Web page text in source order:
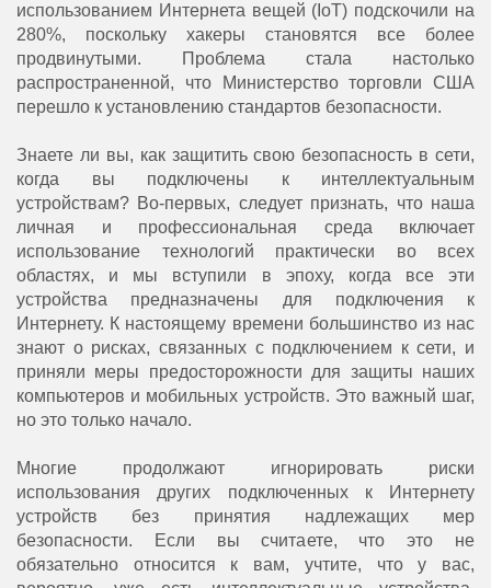
использованием Интернета вещей (IoT) подскочили на
280%, поскольку хакеры становятся все более
продвинутыми. Проблема стала настолько
распространенной, что Министерство торговли США
перешло к установлению стандартов безопасности.
Знаете ли вы, как защитить свою безопасность в сети,
когда вы подключены к интеллектуальным
устройствам? Во-первых, следует признать, что наша
личная и профессиональная среда включает
использование технологий практически во всех
областях, и мы вступили в эпоху, когда все эти
устройства предназначены для подключения к
Интернету. К настоящему времени большинство из нас
знают о рисках, связанных с подключением к сети, и
приняли меры предосторожности для защиты наших
компьютеров и мобильных устройств. Это важный шаг,
но это только начало.
Многие продолжают игнорировать риски
использования других подключенных к Интернету
устройств без принятия надлежащих мер
безопасности. Если вы считаете, что это не
обязательно относится к вам, учтите, что у вас,